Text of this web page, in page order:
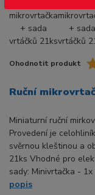
Ohodnotit produkt
Ruční
Miniaturní ruční
Provedení je
svěrnou kleštinou a
21ks Vhodné pro
sady: Minivrtačka -
popis